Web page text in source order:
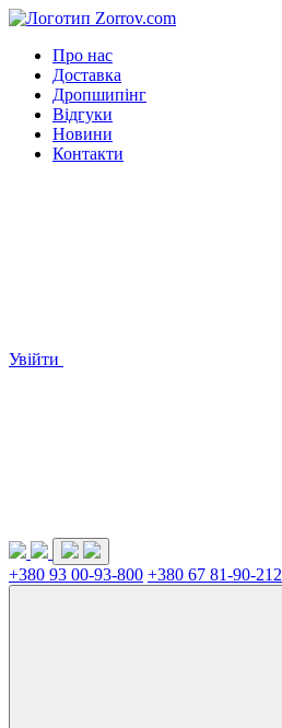
Про нас
Доставка
Дропшипінг
Відгуки
Новини
Контакти
Увійти
+380 93 00-93-800 +380 67 81-90-212